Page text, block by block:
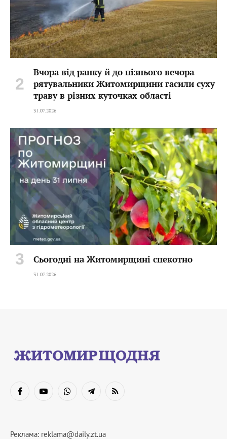
Вчора від ранку й до пізнього вечора
рятувальники Житомирщини гасили суху
траву в різних куточках області
31.07.2026
Сьогодні на Житомирщині спекотно
31.07.2026
FacebookYouTubeWhatsAppTelegramRSS
Реклама: reklama@daily.zt.ua